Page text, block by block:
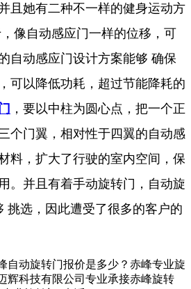
且她有二种不一样的健身运动方
像自动感应门一样的位移，可
自动感应门设计方案能够 确保
可以降低功耗，超过节能降耗的
，要以中柱为圆心点，把一个正
个门翼，相对性于四翼的自动感
料，扩大了行驶的室内空间，保
。并且有着手动旋转门，自动旋
挑选，因此遭受了很多的客户的
自动旋转门报价是多少？赤峰专业旋
辉科技有限公司专业承接赤峰旋转